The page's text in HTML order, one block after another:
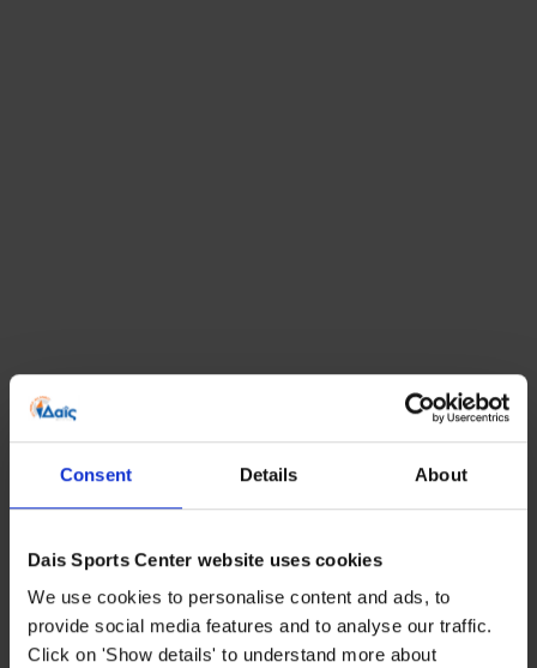
Consent Details About
Dais Sports Center website uses cookies
We use cookies to personalise content and ads, to
provide social media features and to analyse our traffic.
Click on 'Show details' to understand more about